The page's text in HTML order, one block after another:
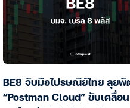
BE8 จับมือไปรษณีย์ไทย ลุย
“Postman Cloud” ขับเคลื่อน